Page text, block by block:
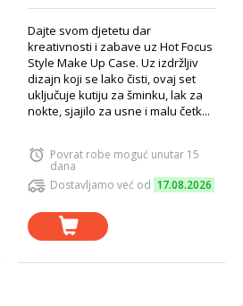
Dajte svom djetetu dar
kreativnosti i zabave uz Hot Focus
Style Make Up Case. Uz izdržljiv
dizajn koji se lako čisti, ovaj set
uključuje kutiju za šminku, lak za
nokte, sjajilo za usne i malu četk...
Povrat robe moguć unutar 15
dana
Dostavljamo već od 17.08.2026